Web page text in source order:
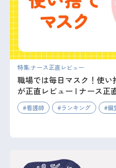
特集:ナース正直レビュー
職場では毎日マスク！使
が正直レビュー | ナース正
看護師 ランキング 偏